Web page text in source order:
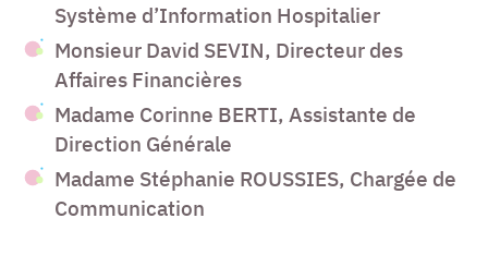
Système d’Information Hospitalier
Monsieur David SEVIN, Directeur des
Affaires Financières
Madame Corinne BERTI, Assistante de
Direction Générale
Madame Stéphanie ROUSSIES, Chargée de
Communication